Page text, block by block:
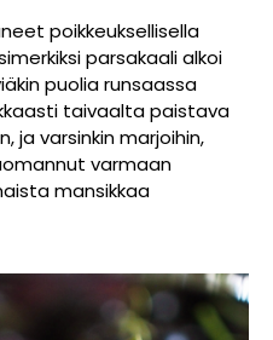
poikkeuksellisella
parsakaali alkoi
puolia runsaassa
taivaalta paistava
ja varsinkin marjoihin,
varmaan
mansikkaa